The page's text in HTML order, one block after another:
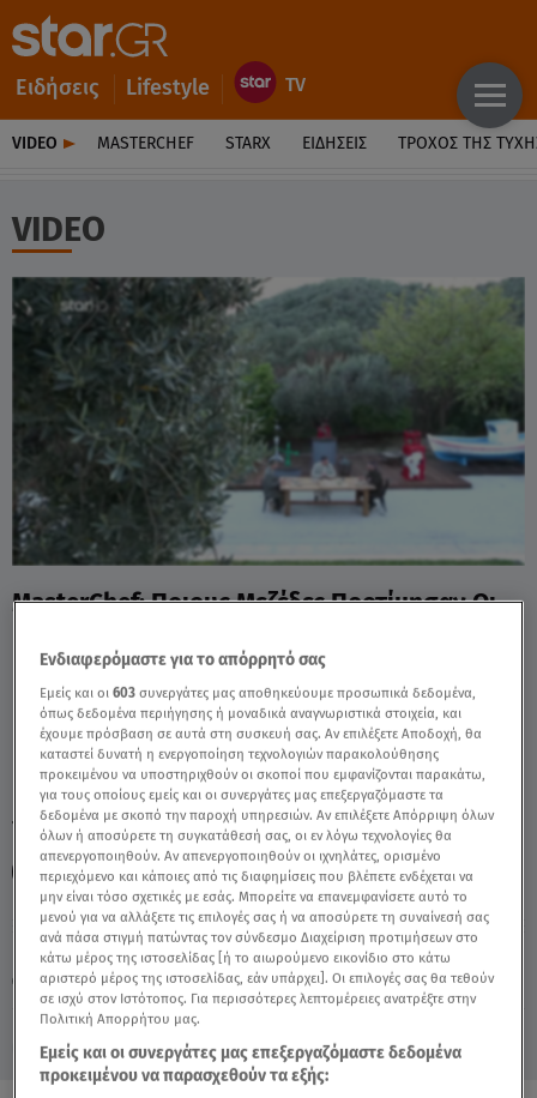
Ειδήσεις Lifestyle
VIDEO MASTERCHEF STARX ΕΙΔΉΣΕΙΣ ΤΡΟΧΌΣ ΤΗΣ
VIDEO
Κυριακή 9 Αυγούστου 2026
15.06.26, 23:50 MEDIA
MasterChef: Ποιους Μεζέδες Προτίμησαν Οι
TAGS: MASTERCHEF ΣΩΤΗΡΗΣ ΚΟΝΤΙΖΑΣ
ΠΑΝΟΣ ΙΩΑΝΝΙΔΗΣ MASTERCHEF 10
Ενδιαφερόμαστε για το απόρρητό σας
Εμείς και οι603 συνεργάτες μας αποθηκεύουμε προσωπικά δεδομένα,
όπως δεδομένα περιήγησης ή μοναδικά αναγνωριστικά στοιχεία, και
έχουμε πρόσβαση σε αυτά στη συσκευή σας. Αν επιλέξετε Αποδοχή, θα
καταστεί δυνατή η ενεργοποίηση τεχνολογιών παρακολούθησης
προκειμένου να υποστηριχθούν οι σκοποί που εμφανίζονται παρακάτω,
για τους οποίους εμείς και οι συνεργάτες μας επεξεργαζόμαστε τα
δεδομένα με σκοπό την παροχή υπηρεσιών. Αν επιλέξετε Απόρριψη όλων
όλων ή αποσύρετε τη συγκατάθεσή σας, οι εν λόγω τεχνολογίες θα
απενεργοποιηθούν. Αν απενεργοποιηθούν οι ιχνηλάτες, ορισμένο
περιεχόμενο και κάποιες από τις διαφημίσεις που βλέπετε ενδέχεται να
μην είναι τόσο σχετικές με εσάς. Μπορείτε να επανεμφανίσετε αυτό το
μενού για να αλλάξετε τις επιλογές σας ή να αποσύρετε τη συναίνεσή σας
ανά πάσα στιγμή πατώντας τον σύνδεσμο Διαχείριση προτιμήσεων στο
κάτω μέρος της ιστοσελίδας [ή το αιωρούμενο εικονίδιο στο κάτω
αριστερό μέρος της ιστοσελίδας, εάν υπάρχει]. Οι επιλογές σας θα τεθούν
σε ισχύ στον Ιστότοπος. Για περισσότερες λεπτομέρειες ανατρέξτε στην
Πολιτική Απορρήτου μας.
Εμείς και οι συνεργάτες μας επεξεργαζόμαστε δεδομένα
προκειμένου να παρασχεθούν τα εξής: